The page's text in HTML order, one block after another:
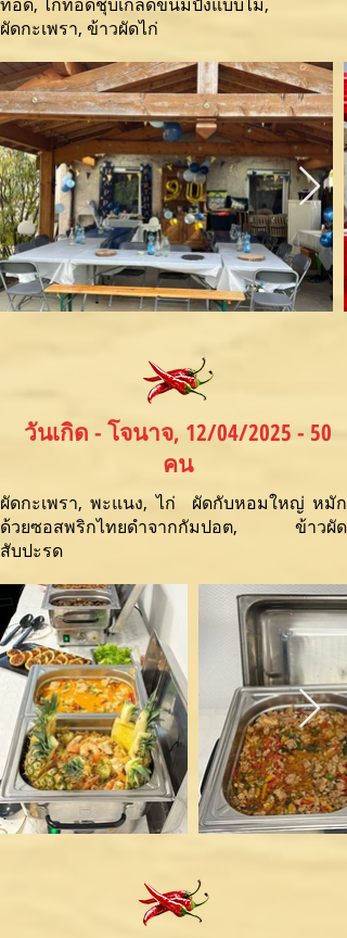
ทอด, ⁠ไก่ทอดชุบเกล็ดขนมปังแบบไม้,
ผัดกะเพรา, ข้าวผัดไก่
วันเกิด - โจนาจ, 12/04/2025 - 50
คน
ผัดกะเพรา, พะแนง, ไก่ ผัดกับหอมใหญ่ หมัก
ด้วยซอสพริกไทยดำจากกัมปอต, ข้าวผัด
สับปะรด